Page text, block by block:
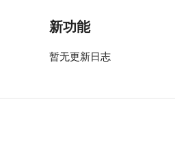
新功能
暂无更新日志